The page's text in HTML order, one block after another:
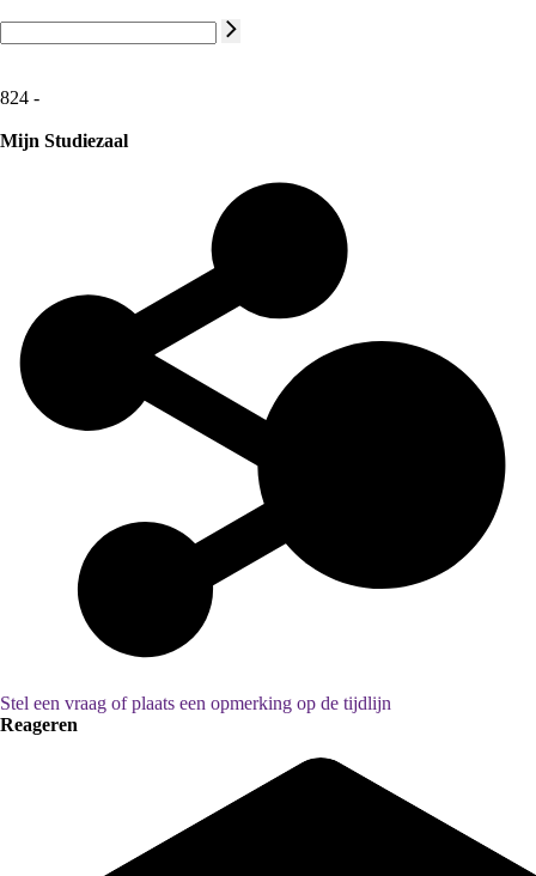
824 -
Mijn Studiezaal
Stel een vraag of plaats een opmerking op de tijdlijn
Reageren